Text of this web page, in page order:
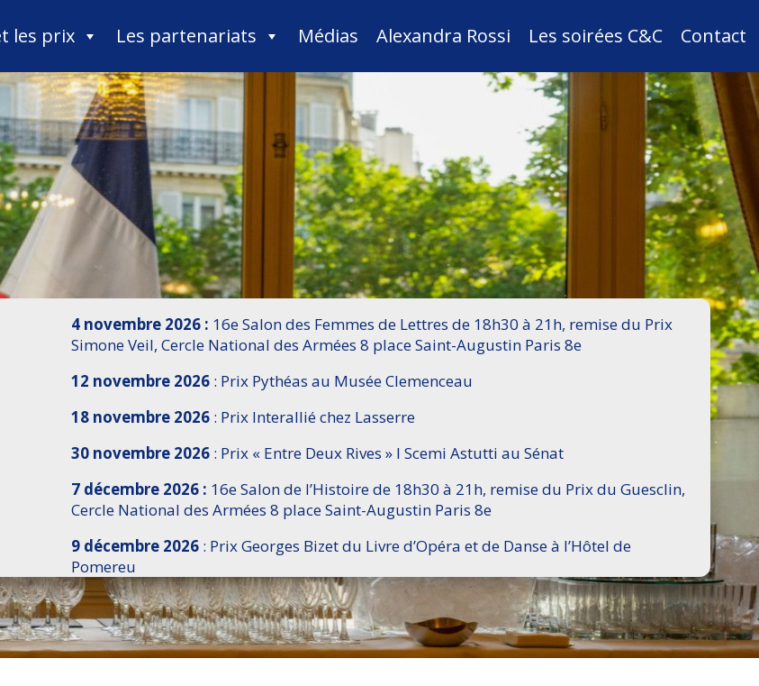
les prix Les partenariats Médias Alexandra Rossi Les soirées C&C Contact
4 novembre 2026 : 16e Salon des Femmes de Lettres de 18h30 à 21h, remise du Prix
Simone Veil, Cercle National des Armées 8 place Saint-Augustin Paris 8e
12 novembre 2026: Prix Pythéas au Musée Clemenceau
18 novembre 2026: Prix Interallié chez Lasserre
30 novembre 2026: Prix « Entre Deux Rives » I Scemi Astutti au Sénat
7 décembre 2026 : 16e Salon de l’Histoire de 18h30 à 21h, remise du Prix du Guesclin,
Cercle National des Armées 8 place Saint-Augustin Paris 8e
9 décembre 2026: Prix Georges Bizet du Livre d’Opéra et de Danse à l’Hôtel de
Pomereu